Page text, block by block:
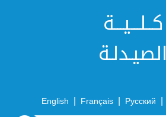
كــلـــيـــة
الصيـدلـة
|
Русский
|
Français
|
English